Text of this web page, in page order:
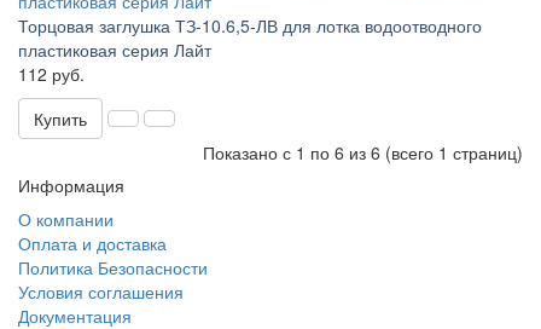
Торцовая заглушка ТЗ-10.6,5-ЛВ для лотка водоотводного
пластиковая серия Лайт
112 руб.
Купить
Показано с 1 по 6 из 6 (всего 1 страниц)
Информация
О компании
Оплата и доставка
Политика Безопасности
Условия соглашения
Документация